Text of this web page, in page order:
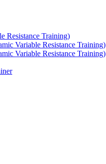
Resistance Training)
Variable Resistance Training)
Variable Resistance Training)